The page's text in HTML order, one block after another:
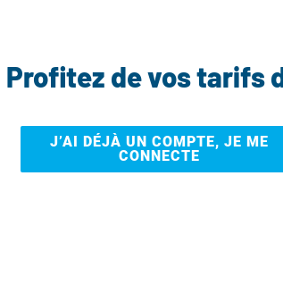
Profitez de vos tarifs
J’AI DÉJÀ UN COMPTE, JE ME
CONNECTE